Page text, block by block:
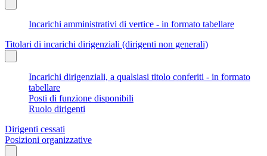
Incarichi amministrativi di vertice - in formato tabellare
Titolari di incarichi dirigenziali (dirigenti non generali)
Incarichi dirigenziali, a qualsiasi titolo conferiti - in formato
tabellare
Posti di funzione disponibili
Ruolo dirigenti
Dirigenti cessati
Posizioni organizzative